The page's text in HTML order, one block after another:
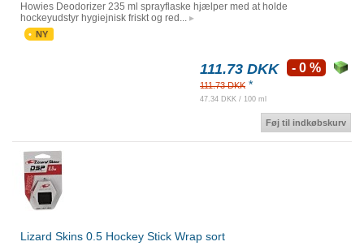
Howies Deodorizer 235 ml sprayflaske hjælper med at holde
hockeyudstyr hygiejnisk friskt og red...
NY
111.73 DKK
111.73 DKK *
47.34 DKK / 100 ml
- 0 %
Føj til indkøbskurv
Lizard Skins 0.5 Hockey Stick Wrap sort